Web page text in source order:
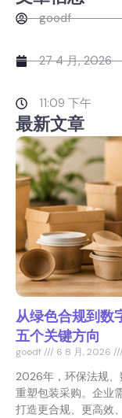
goodf
27 4 月, 2026
11:09 下午
最新文章
从绿色合规到
五个关键方向
goodf 6 8 月, 2026
2026年，环保法规
重塑包装采购。企业
打造更合规、更高效